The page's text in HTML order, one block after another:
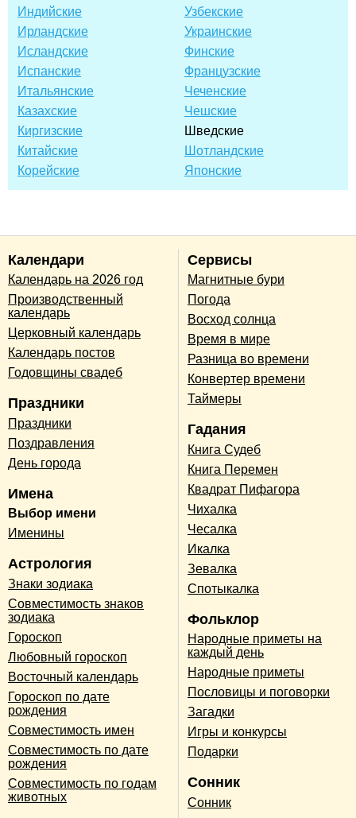
Индийские
Ирландские
Исландские
Испанские
Итальянские
Казахские
Киргизские
Китайские
Корейские
Узбекские
Украинские
Финские
Французские
Чеченские
Чешские
Шведские
Шотландские
Японские
Календари
Календарь на 2026 год
Производственный
календарь
Церковный календарь
Календарь постов
Годовщины свадеб
Праздники
Праздники
Поздравления
День города
Имена
Выбор имени
Именины
Астрология
Знаки зодиака
Совместимость знаков
зодиака
Гороскоп
Любовный гороскоп
Восточный календарь
Гороскоп по дате
рождения
Совместимость имен
Совместимость по дате
рождения
Совместимость по годам
животных
Сервисы
Магнитные бури
Погода
Восход солнца
Время в мире
Разница во времени
Конвертер времени
Таймеры
Гадания
Книга Судеб
Книга Перемен
Квадрат Пифагора
Чихалка
Чесалка
Икалка
Зевалка
Спотыкалка
Фольклор
Народные приметы на
каждый день
Народные приметы
Пословицы и поговорки
Загадки
Игры и конкурсы
Подарки
Сонник
Сонник